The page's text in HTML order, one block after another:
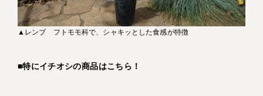
▲レンブ フトモモ科で、シャキッとした食感が特徴
■特にイチオシの商品はこちら！